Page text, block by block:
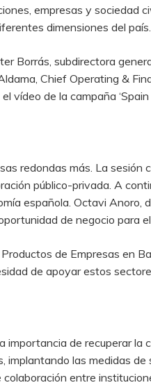
empresas y sociedad
dimensiones del país.
Borrás, subdirectora
Chief Operating &
vídeo de la campaña
redondas más. La
público-privada. A
española. Octavi
de negocio para
de Empresas en
de apoyar estos
importancia de recuperar
implantando las medidas
entre